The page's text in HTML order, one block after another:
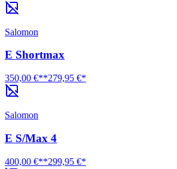
Salomon
E Shortmax
350,00 €**279,95 €*
Salomon
E S/Max 4
400,00 €**299,95 €*